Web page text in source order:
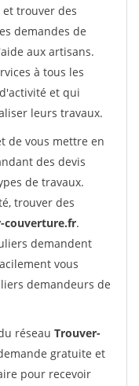
trouver des
demandes de
aux artisans.
à tous les
et qui
leurs travaux.
de vous mettre en
des devis
de travaux.
trouver des
couverture.fr.
demandent
vous
demandeurs de
réseau Trouver-
gratuite et
pour recevoir